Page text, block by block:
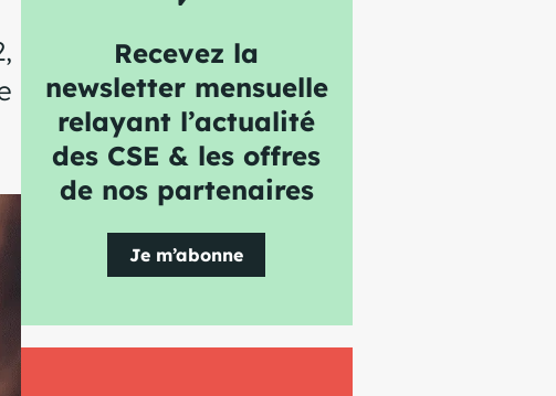
Recevez la
newsletter mensuelle
relayant l’actualité
des CSE & les offres
de nos partenaires
Je m’abonne